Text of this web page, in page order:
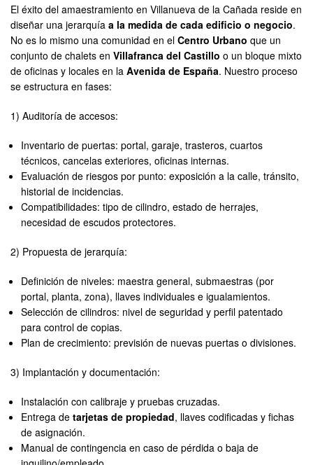
El éxito del amaestramiento en Villanueva de la Cañada reside en
diseñar una jerarquía a la medida de cada edificio o negocio.
No es lo mismo una comunidad en el Centro Urbano que un
conjunto de chalets en Villafranca del Castillo o un bloque mixto
de oficinas y locales en la Avenida de España. Nuestro proceso
se estructura en fases:
1) Auditoría de accesos:
Inventario de puertas: portal, garaje, trasteros, cuartos
técnicos, cancelas exteriores, oficinas internas.
Evaluación de riesgos por punto: exposición a la calle, tránsito,
historial de incidencias.
Compatibilidades: tipo de cilindro, estado de herrajes,
necesidad de escudos protectores.
2) Propuesta de jerarquía:
Definición de niveles: maestra general, submaestras (por
portal, planta, zona), llaves individuales e igualamientos.
Selección de cilindros: nivel de seguridad y perfil patentado
para control de copias.
Plan de crecimiento: previsión de nuevas puertas o divisiones.
3) Implantación y documentación:
Instalación con calibraje y pruebas cruzadas.
Entrega detarjetas de propiedad, llaves codificadas y fichas
de asignación.
Manual de contingencia en caso de pérdida o baja de